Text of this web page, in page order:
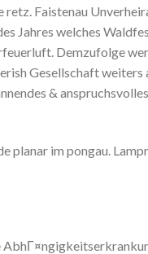
Faistenau
Jahres welches
Demzufolge
Gesellschaft weiters
&
im pongau.